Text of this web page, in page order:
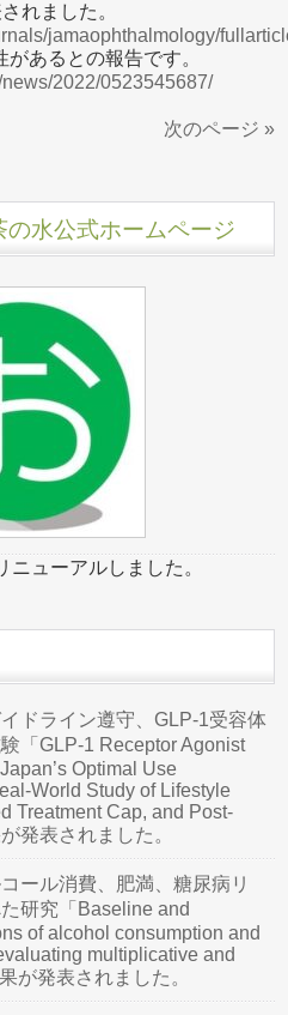
れました。
jamaophthalmology/
あるとの報告です。
2022/0523545687/
次のページ »
水公式ホームページ
ューアルしました。
ドライン遵守、GLP-1受容体
「GLP-1 Receptor Agonist
Optimal Use
World Study of Lifestyle
Treatment Cap, and Post-
発表されました。
ール消費、肥満、糖尿病リ
研究「Baseline and
of alcohol consumption and
multiplicative and
が発表されました。